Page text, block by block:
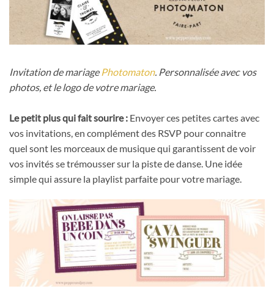
Invitation de mariage Photomaton. Personnalisée avec vos
photos, et le logo de votre mariage.
Le petit plus qui fait sourire : Envoyer ces petites cartes avec
vos invitations, en complément des RSVP pour connaitre
quel sont les morceaux de musique qui garantissent de voir
vos invités se trémousser sur la piste de danse. Une idée
simple qui assure la playlist parfaite pour votre mariage.